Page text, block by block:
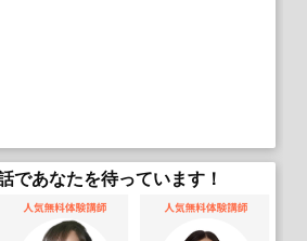
であなたを待っています！